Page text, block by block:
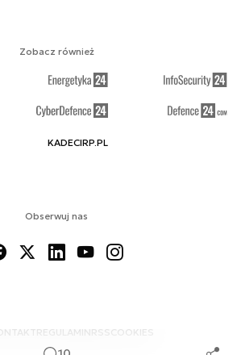
Obserwuj nas
REGULAMINRSS COOKIES
Zobacz również
KADECIRP.PL